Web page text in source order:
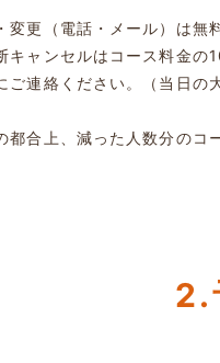
更（電話・メール）は無料
キャンセルはコース料金の
ご連絡ください。（当日
都合上、減った人数分のコ
2.